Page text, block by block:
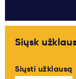
Siųsk
Siųsti užklausą